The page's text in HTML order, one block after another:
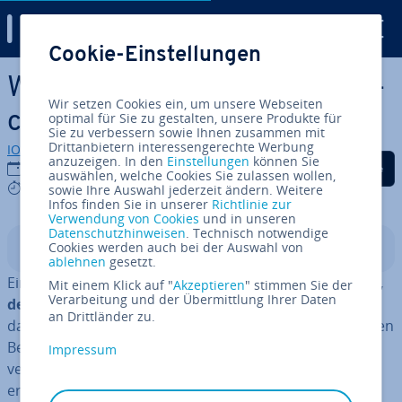
Zum Haupt­in­halt springen
Was ist die Arm-Pro­zes­sor­ar­
chi­tek­tur?
IONOS Redaktion
04.11.2024
5 mins
Auf Facebook teilen
Auf Twitter teilen
Auf LinkedIn
In­halts­ver­zeich­nis
Ein Arm-Prozessor ist einen­er­gie­ef­fi­zi­en­ter Prozessor,
der auf der Arm-Ar­chi­tek­tur basiert. Diese ist speziell
darauf ausgelegt, mit einem re­du­zier­ten und op­ti­mier­ten
Be­fehls­satz zu arbeiten. So werden die Re­chen­pro­zes­se
ver­ein­facht und die Leis­tungs­fä­hig­keit bei geringem En­
er­gie­ver­brauch erhöht.
Cookie-Einstellungen
Wir setzen Cookies ein, um unsere Webseiten
optimal für Sie zu gestalten, unsere Produkte für
Sie zu verbessern sowie Ihnen zusammen mit
Drittanbietern interessengerechte Werbung
anzuzeigen. In den Einstellungen können Sie
auswählen, welche Cookies Sie zulassen wollen,
sowie Ihre Auswahl jederzeit ändern. Weitere
Infos finden Sie in unserer Richtlinie zur
Verwendung von Cookies und in unseren
Datenschutzhinweisen. Technisch notwendige
Cookies werden auch bei der Auswahl von
ablehnen gesetzt.
Mit einem Klick auf "Akzeptieren" stimmen Sie der
Verarbeitung und der Übermittlung Ihrer Daten
an Drittländer zu.
Impressum